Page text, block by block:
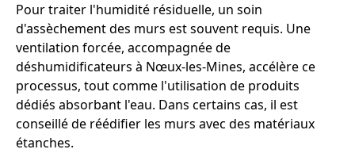
Pour traiter l'humidité résiduelle, un soin
d'assèchement des murs est souvent requis. Une
ventilation forcée, accompagnée de
déshumidificateurs à Nœux-les-Mines, accélère ce
processus, tout comme l'utilisation de produits
dédiés absorbant l'eau. Dans certains cas, il est
conseillé de réédifier les murs avec des matériaux
étanches.